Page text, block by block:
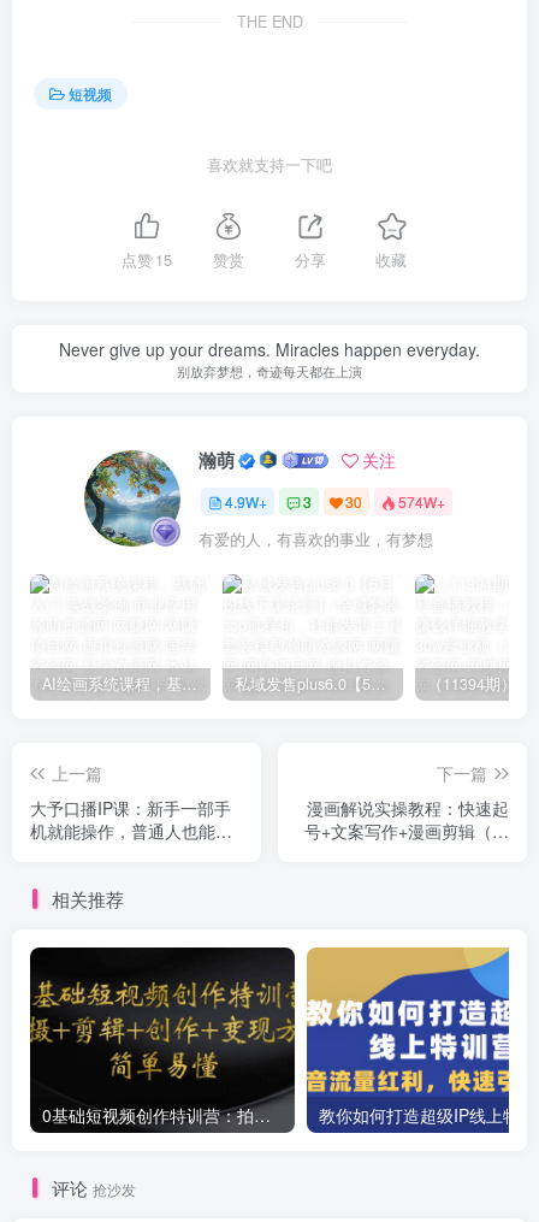
THE END
短视频
喜欢就支持一下吧
点赞15 赞赏 分享 收藏
Never give up your dreams. Miracles happen everyday.
别放弃梦想，奇迹每天都在上演
瀚萌 关注
4.9W+ 3 30 574W+
有爱的人，有喜欢的事业，有梦想
AI绘画系统课程，基础入门-实战案例-商业应用 私域发售plus6.0【5月份线下课录音】/全域套装sop流程包，社群发售工具套装模型
上一篇
大予口播IP课：新手一部手
机就能操作，普通人也能做
下一篇
漫画解说实操教程：快速起
号+文案写作+漫画剪辑（全
相关推荐
0基础短视频创作特训营：拍摄+剪辑+创作+变现方法
评论 抢沙发